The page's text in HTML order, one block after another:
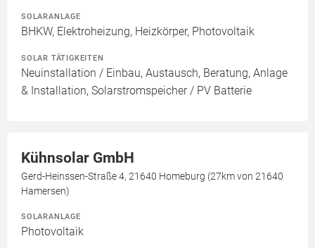
SOLARANLAGE
BHKW, Elektroheizung, Heizkörper, Photovoltaik
SOLAR TÄTIGKEITEN
Neuinstallation / Einbau, Austausch, Beratung, Anlage
& Installation, Solarstromspeicher / PV Batterie
Kühnsolar GmbH
Gerd-Heinssen-Straße 4, 21640 Homeburg (27km von 21640
Hamersen)
SOLARANLAGE
Photovoltaik